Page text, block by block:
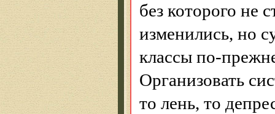
без которого не
изменились, но
классы по-
Организовать
то лень, то